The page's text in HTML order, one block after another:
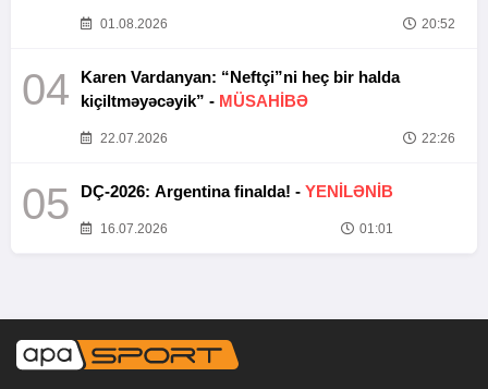
01.08.2026 20:52
04
Karen Vardanyan: “Neftçi”ni heç bir halda
kiçiltməyəcəyik” - MÜSAHİBƏ
22.07.2026 22:26
05 DÇ-2026: Argentina finalda! - YENİLƏNİB
16.07.2026 01:01